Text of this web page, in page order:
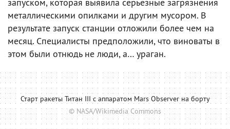
металлическими опилками и другим мусором. В
результате запуск станции отложили более чем на
месяц. Специалисты предположили, что виноваты в
этом были отнюдь не люди, а… ураган.
Старт ракеты Титан III c аппаратом Mars Observer на борту
© NASA/Wikimedia Commons